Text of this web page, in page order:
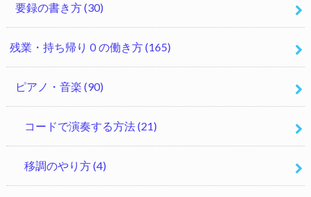
要録の書き方(30)
残業・持ち帰り０の働き方(165)
ピアノ・音楽 (90)
コードで演奏する方法(21)
移調のやり方(4)